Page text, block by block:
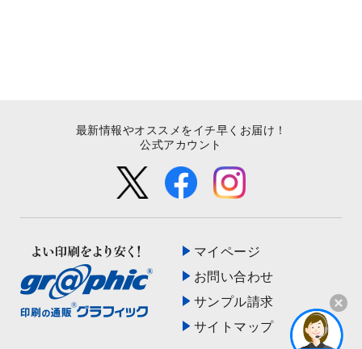
マイページ
お問い合わせ
サンプル請求
サイトマップ
最新情報やオススメをイチ早くお届け！
公式アカウント
開く